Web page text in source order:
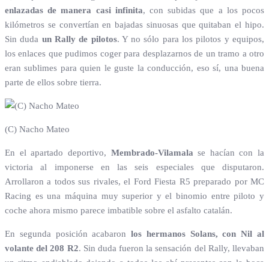
enlazadas de manera casi infinita, con subidas que a los pocos
kilómetros se convertían en bajadas sinuosas que quitaban el hipo.
Sin duda un Rally de pilotos. Y no sólo para los pilotos y equipos,
los enlaces que pudimos coger para desplazarnos de un tramo a otro
eran sublimes para quien le guste la conducción, eso sí, una buena
parte de ellos sobre tierra.
(C) Nacho Mateo
En el apartado deportivo, Membrado-Vilamala se hacían con la
victoria al imponerse en las seis especiales que disputaron.
Arrollaron a todos sus rivales, el Ford Fiesta R5 preparado por MC
Racing es una máquina muy superior y el binomio entre piloto y
coche ahora mismo parece imbatible sobre el asfalto catalán.
En segunda posición acabaronlos hermanos Solans, con Nil al
volante del 208 R2. Sin duda fueron la sensación del Rally, llevaban